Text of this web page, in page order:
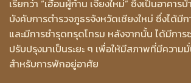
เรียกว่า “เฮือนผู้ก๋าน เจียงใหม่” ซึ่งเป็นอาคา
บังคับการตำรวจภูธรจังหวัดเชียงใหม่ ซึ่งได้มี
และมีการชำรุดทรุดโทรม หลังจากนั้น ได้มีก
ปรับปรุงมาเป็นระยะ ๆ เพื่อให้มีสภาพที่มีความ
สำหรับการพักอยู่อาศัย